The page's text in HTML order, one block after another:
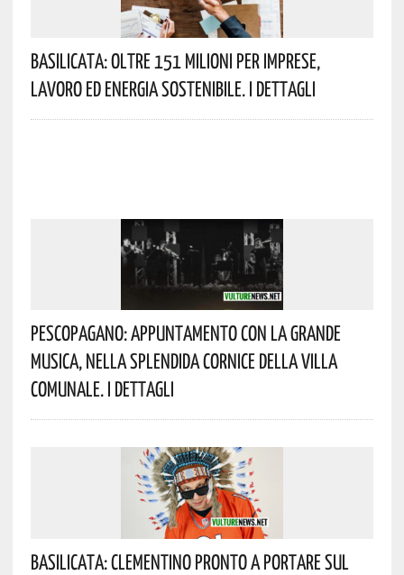
Basilicata: Oltre 151 Milioni Per Imprese,
Lavoro Ed Energia Sostenibile. I Dettagli
Pescopagano: Appuntamento Con La Grande
Musica, Nella Splendida Cornice Della Villa
Comunale. I Dettagli
Basilicata: Clementino Pronto A Portare Sul